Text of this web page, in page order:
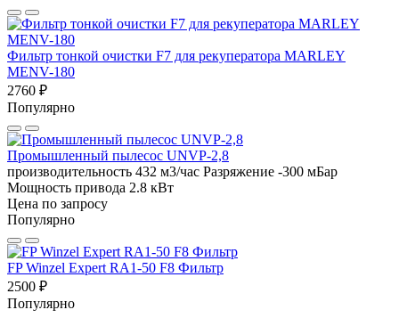
Фильтр тонкой очистки F7 для рекуператора MARLEY
MENV-180
2760 ₽
Популярно
Промышленный пылесос UNVP-2,8
производительность 432 м3/час Разряжение -300 мБар
Мощность привода 2.8 кВт
Цена по запросу
Популярно
FP Winzel Expert RA1-50 F8 Фильтр
2500 ₽
Популярно